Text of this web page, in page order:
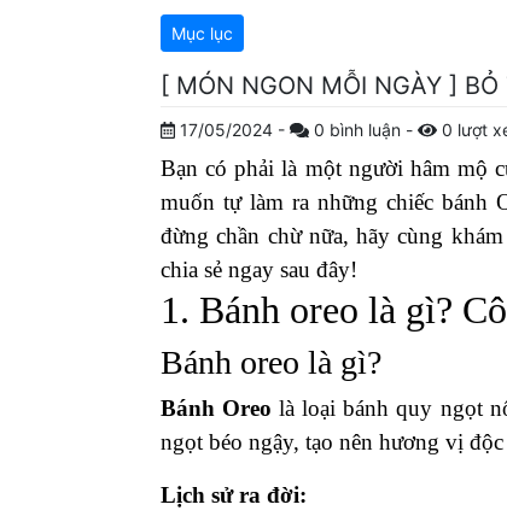
Mục lục
[ MÓN NGON MỖI NGÀY ]
17/05/2024 - 0 bình luận - 0 lượt
Bạn có phải là một người hâm mộ
muốn tự làm ra những chiếc bánh
đừng chần chừ nữa, hãy cùng
chia sẻ ngay sau đây!
1. Bánh oreo là gì?
Bánh oreo là gì?
Bánh Oreo là loại bánh quy ngọt
ngọt béo ngậy, tạo nên hương vị
Lịch sử ra đời: